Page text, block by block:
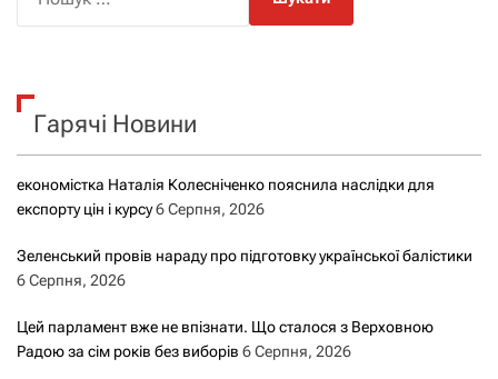
к
Гарячі Новини
економістка Наталія Колесніченко пояснила наслідки для
експорту цін і курсу6 Серпня, 2026
Зеленський провів нараду про підготовку української балістики
6 Серпня, 2026
Цей парламент вже не впізнати. Що сталося з Верховною
Радою за сім років без виборів 6 Серпня, 2026